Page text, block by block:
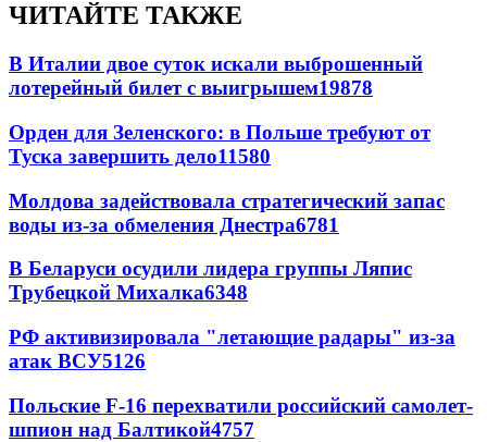
ЧИТАЙТЕ ТАКЖЕ
В Италии двое суток искали выброшенный
лотерейный билет с выигрышем19878
Орден для Зеленского: в Польше требуют от
Туска завершить дело11580
Молдова задействовала стратегический запас
воды из-за обмеления Днестра6781
В Беларуси осудили лидера группы Ляпис
Трубецкой Михалка6348
РФ активизировала "летающие радары" из-за
атак ВСУ5126
Польские F-16 перехватили российский самолет-
шпион над Балтикой4757